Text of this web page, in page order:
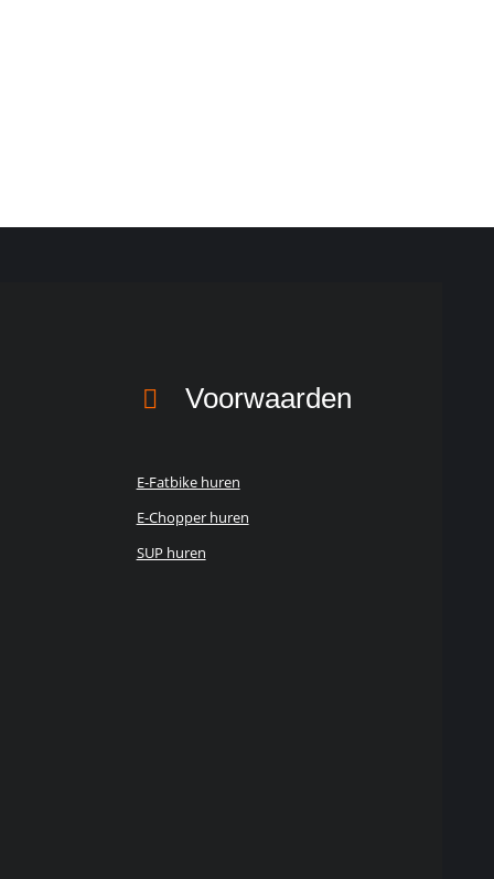
Voorwaarden
E-Fatbike huren
E-Chopper huren
SUP huren